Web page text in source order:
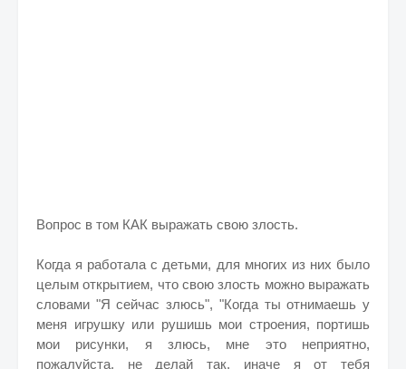
Вопрос в том КАК выражать свою злость.
Когда я работала с детьми, для многих из них было
целым открытием, что свою злость можно выражать
словами "Я сейчас злюсь", "Когда ты отнимаешь у
меня игрушку или рушишь мои строения, портишь
мои рисунки, я злюсь, мне это неприятно,
пожалуйста, не делай так, иначе я от тебя